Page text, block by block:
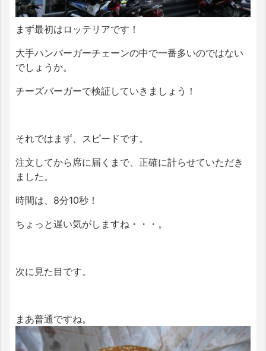
まず最初はロッテリアです！
大手ハンバーガーチェーンの中で一番多いのではない
でしょうか。
チーズバーガーで検証していきましょう！
それではまず、スピードです。
注文してから席に届くまで、正確に計らせていただき
ました。
時間は、8分10秒！
ちょっと遅い気がしますね・・・。
次に見た目です。
まあ普通ですね。